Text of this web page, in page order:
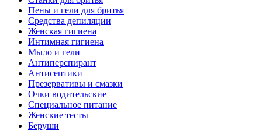
Пены и гели для бритья
Средства депиляции
Женская гигиена
Интимная гигиена
Мыло и гели
Антиперспирант
Антисептики
Презервативы и смазки
Очки водительские
Специальное питание
Женские тесты
Беруши